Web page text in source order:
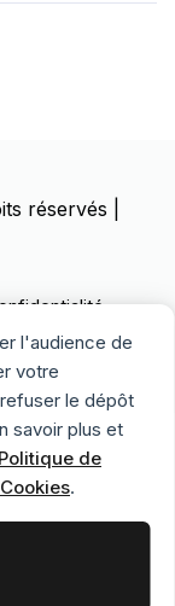
l'audience de
votre
le dépôt
savoir plus et
Politique de
.
réservés |